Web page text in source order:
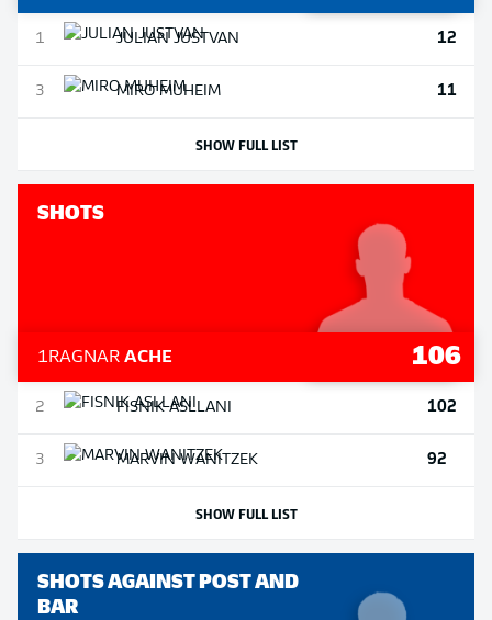
1 JULIANJUSTVAN 12
3 MIROMUHEIM 11
SHOW FULL LIST
SHOTS
1RAGNAR ACHE 106
2 FISNIKASLLANI 102
3 MARVINWANITZEK 92
SHOW FULL LIST
SHOTS AGAINST POST AND
BAR